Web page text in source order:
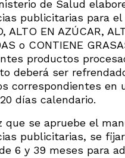
de Salud
publicitarias para el
ALTO EN AZÚCAR,
o CONTIENE
productos
deberá ser
correspondientes en
días calendario.
que se apruebe el
publicitarias, se
6 y 39 meses para